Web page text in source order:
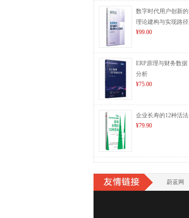
数字时代用户创新的
理论建构与实现路径
¥99.00
ERP原理与财务数据
分析
¥75.00
企业长寿的12种活法
¥79.90
蔚蓝网